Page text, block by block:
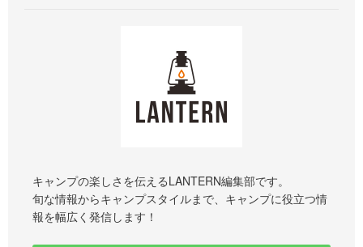
キャンプの楽しさを伝えるLANTERN編集部です。
旬な情報からキャンプスタイルまで、キャンプに役立つ情
報を幅広く発信します！